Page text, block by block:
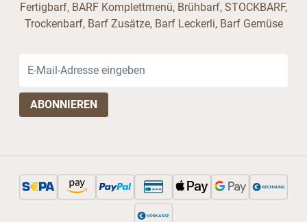
Fertigbarf, BARF Komplettmenü, Brühbarf, STOCKBARF,
Trockenbarf, Barf Zusätze, Barf Leckerli, Barf Gemüse